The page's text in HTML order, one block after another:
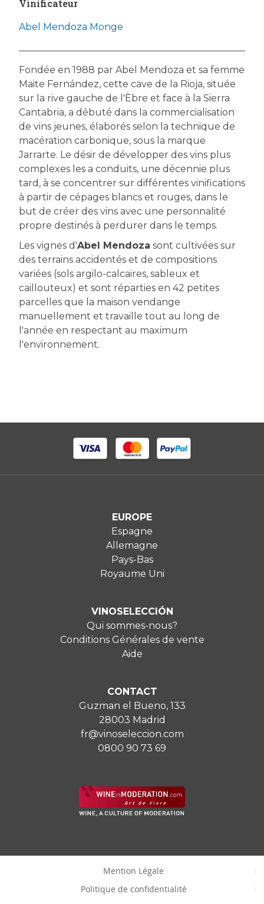
Vinificateur
Abel Mendoza Monge
Fondée en 1988 par Abel Mendoza et sa femme
Maite Fernández, cette cave de la Rioja, située
sur la rive gauche de l'Èbre et face à la Sierra
Cantabria, a débuté dans la commercialisation
de vins jeunes, élaborés selon la technique de
macération carbonique, sous la marque
Jarrarte. Le désir de développer des vins plus
complexes les a conduits, une décennie plus
tard, à se concentrer sur différentes vinifications
à partir de cépages blancs et rouges, dans le
but de créer des vins avec une personnalité
propre destinés à perdurer dans le temps.
Les vignes d'Abel Mendoza sont cultivées sur
des terrains accidentés et de compositions
variées (sols argilo-calcaires, sableux et
caillouteux) et sont réparties en 42 petites
parcelles que la maison vendange
manuellement et travaille tout au long de
l'année en respectant au maximum
l'environnement.
EUROPE
Espagne
Allemagne
Pays-Bas
Royaume Uni
VINOSELECCIÓN
Qui sommes-nous?
Conditions Générales de vente
Aide
CONTACT
Guzman el Bueno, 133
28003 Madrid
fr@vinoseleccion.com
0800 90 73 69
Mention Légale
Politique de confidentialité